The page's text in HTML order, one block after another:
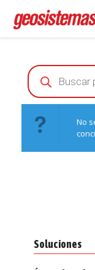
Products
search
No
Soluciones